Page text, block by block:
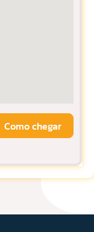
Como chegar